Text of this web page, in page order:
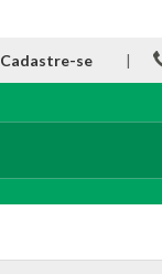
Cadastre-se |